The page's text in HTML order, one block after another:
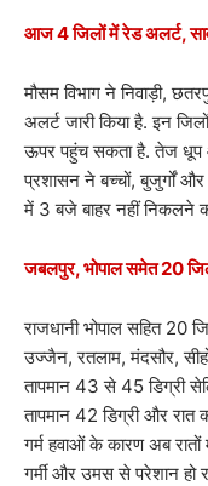
आज 4 जिलों में रेड अलर्ट,
मौसम विभाग ने निवाड़ी,
अलर्ट जारी किया है. इन
ऊपर पहुंच सकता है. तेज धूप
प्रशासन ने बच्चों, बुजुर्गों और
में 3 बजे बाहर नहीं निकलने
जबलपुर, भोपाल समेत 20
राजधानी भोपाल सहित 20
उज्जैन, रतलाम, मंदसौर,
तापमान 43 से 45 डिग्री
तापमान 42 डिग्री और रात
गर्म हवाओं के कारण अब
गर्मी और उमस से परेशान हो